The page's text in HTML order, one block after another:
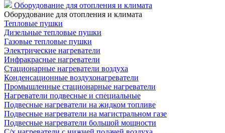
Оборудование для отопления и климата
Оборудование для отопления и климата
Тепловые пушки
Дизельные тепловые пушки
Газовые тепловые пушки
Электрические нагреватели
Инфракрасные нагреватели
Стационарные нагреватели воздуха
Конденсационные воздухонагреватели
Промышленные стационарные нагреватели
Нагреватели подвесные и специальные
Подвесные нагреватели на жидком топливе
Подвесные нагреватели на магистральном газе
Подвесные нагреватели большой мощности